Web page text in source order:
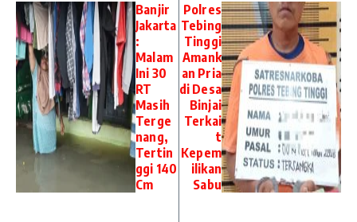
Banjir
Jakarta
:
Malam
Ini 30
RT
Masih
Terge
nang,
Tertin
ggi 140
Cm
Polres
Tebing
Tinggi
Amank
an Pria
di Desa
Binjai
Terkai
t
Kepem
ilikan
Sabu